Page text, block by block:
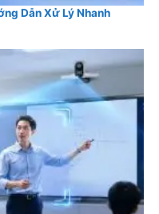
Dẫn Xử Lý Nhanh